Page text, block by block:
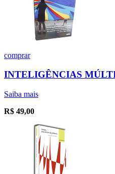
comprar
INTELIGÊNCIAS
Saiba mais
R$ 49,00